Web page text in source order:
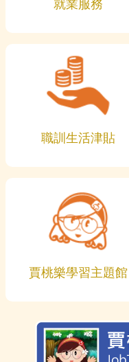
就業服務
職訓生活津貼
賈桃樂學習主題館